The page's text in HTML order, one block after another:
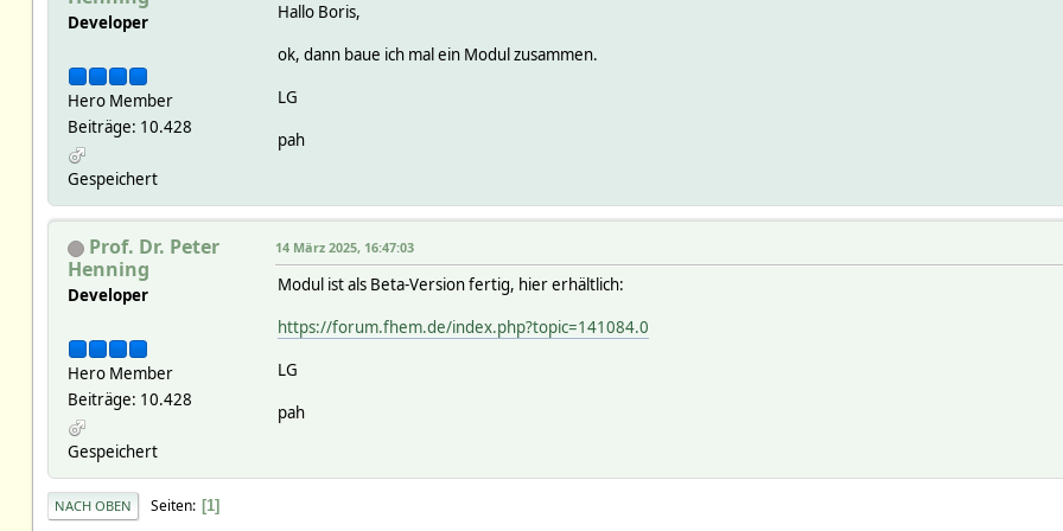
Developer
Hero Member
Beiträge: 10.428
Gespeichert
Hallo Boris,
ok, dann baue ich mal ein Modul zusammen.
LG
pah
Prof. Dr. Peter
Henning
Developer
Hero Member
Beiträge: 10.428
Gespeichert
14 März 2025, 16:47:03
Modul ist als Beta-Version fertig, hier erhältlich:
https://forum.fhem.de/index.php?topic=141084.0
LG
pah
NACH OBEN Seiten 1